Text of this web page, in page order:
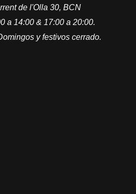
de l'Olla 30, BCN
a 14:00 & 17:00 a 20:00.
y festivos cerrado.